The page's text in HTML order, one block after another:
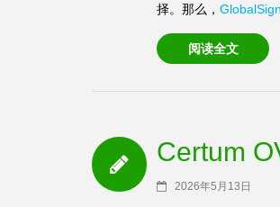
择。那么， GlobalSign
阅读全文
Certum
2026年5月13日